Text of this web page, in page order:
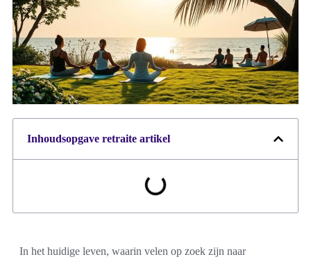
Inhoudsopgave retraite artikel
In het huidige leven, waarin velen op zoek zijn naar